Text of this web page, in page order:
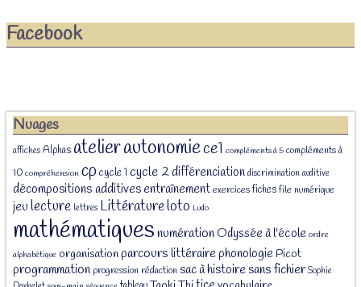
Facebook
Nuages
affichesAlphas atelierautonomiece1 compléments à 5 compléments à
10 compréhension cp cycle 1 cycle 2 différenciationdiscrimination auditive
décompositions additives entraînementexercicesfichesfile numérique
jeu lecture lettres Littératureloto Ludo
mathématiquesnumération Odyssée à l'école ordre
alphabétique organisationparcours littérairephonologie Picot
programmation progression rédaction sac à histoiresans fichierSophie